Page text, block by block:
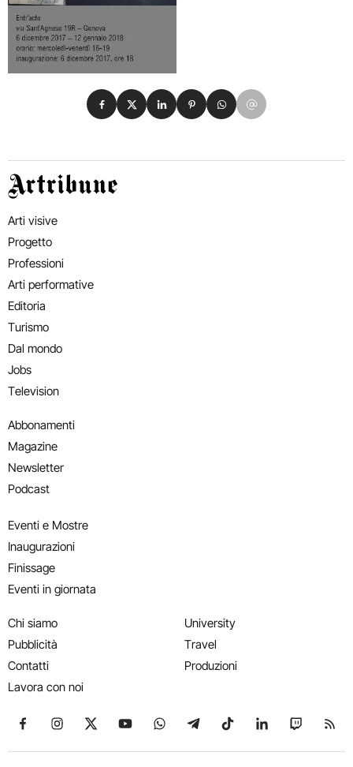
Condividi su Facebook
Condividi su X
Condividi su LinkedIn
Condividi su Pinterest
Condividi su WhatsApp
Condividi su Email
Artribune
Arti visive
Progetto
Professioni
Arti performative
Editoria
Turismo
Dal mondo
Jobs
Television
Abbonamenti
Magazine
Newsletter
Podcast
Eventi e Mostre
Inaugurazioni
Finissage
Eventi in giornata
Chi siamo
Pubblicità
Contatti
Lavora con noi
University
Travel
Produzioni
Seguici su Facebook
Seguici su Instagram
Seguici su X
Seguici su YouTube
Seguici su WhatsApp
Seguici su Telegram
Seguici su TikTok
Seguici su
Seguici